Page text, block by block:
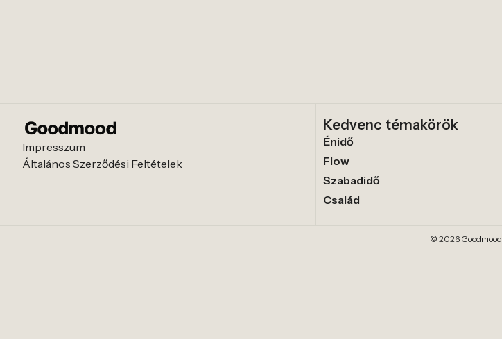
Impresszum
Általános Szerződési Feltételek
Kedvenc témakörök
Énidő
Flow
Szabadidő
Család
© 2026 Goodmood